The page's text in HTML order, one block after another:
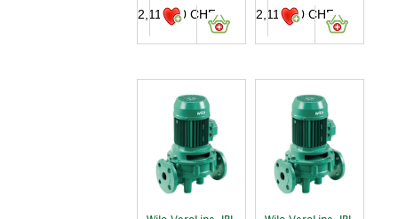
2,117.00CHF 2,117.00CHF